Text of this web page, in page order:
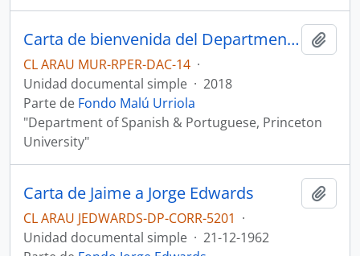
Carta de bienvenida del Department of Spanish & Portuguese a Malú Urriola
CL ARAU MUR-RPER-DAC-14 ·
Unidad documental simple · 2018
Parte de Fondo Malú Urriola
"Department of Spanish & Portuguese, Princeton
University"
Carta de Jaime a Jorge Edwards
CL ARAU JEDWARDS-DP-CORR-5201 ·
Unidad documental simple · 21-12-1962